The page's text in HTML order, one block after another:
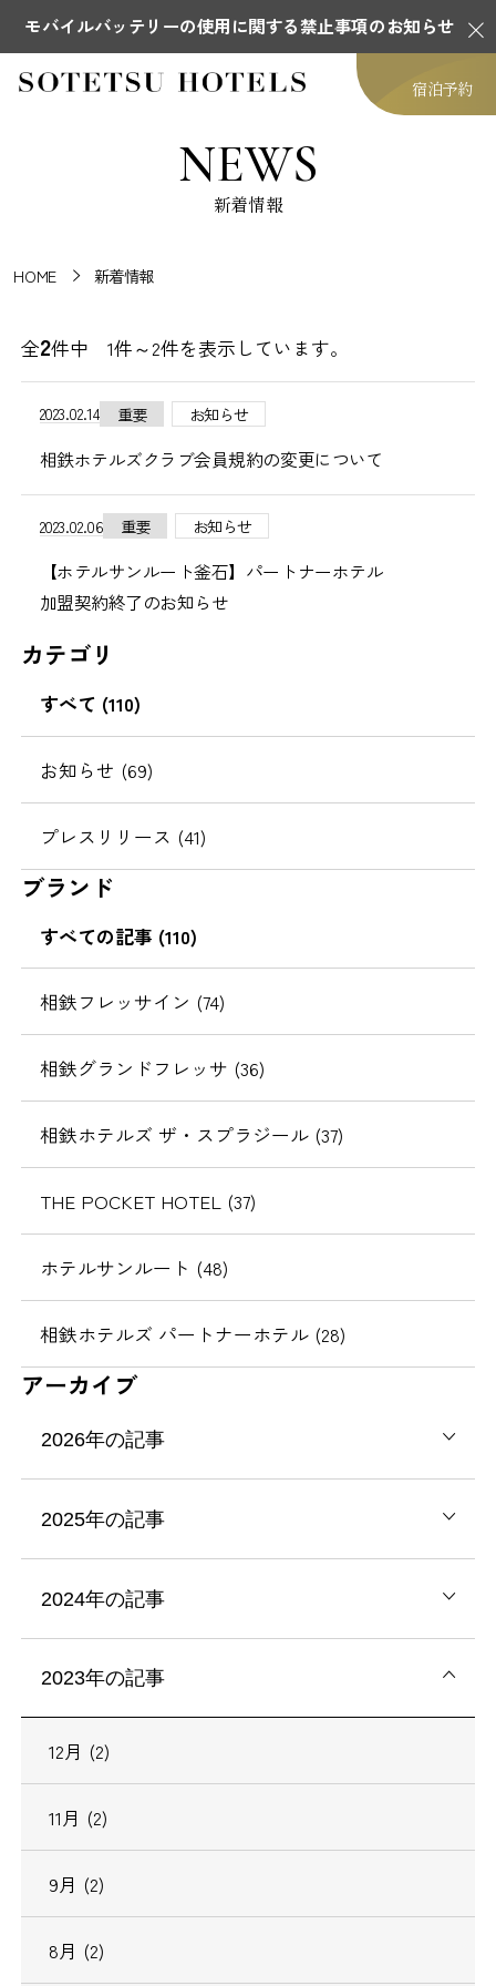
モバイルバッテリーの使用に関する禁止事項のお知らせ
宿泊予約
NEWS
新着情報
HOME 新着情報
全2件中 1件～2件を表示しています。
2023.02.14 重要 お知らせ
相鉄ホテルズクラブ会員規約の変更について
2023.02.06 重要 お知らせ
【ホテルサンルート釜石】パートナーホテル
加盟契約終了のお知らせ
カテゴリ
すべて (110)
お知らせ (69)
プレスリリース (41)
ブランド
すべての記事 (110)
相鉄フレッサイン (74)
相鉄グランドフレッサ (36)
相鉄ホテルズ ザ・スプラジール (37)
THE POCKET HOTEL (37)
ホテルサンルート (48)
相鉄ホテルズ パートナーホテル (28)
アーカイブ
2026年の記事
2025年の記事
2024年の記事
2023年の記事
12月 (2)
11月 (2)
9月 (2)
8月 (2)